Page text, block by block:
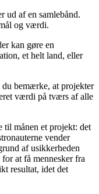
ud af en samlebånd.
og værdi.
kan gøre en
et helt land, eller
bemærke, at projekter
værdi på tværs af alle
til månen et projekt: det
vender
af usikkerheden
at få mennesker fra
resultat, idet det